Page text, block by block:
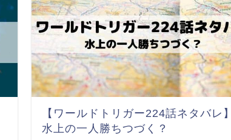
【ワールドトリガー224話ネタバレ】
水上の一人勝ちつづく？